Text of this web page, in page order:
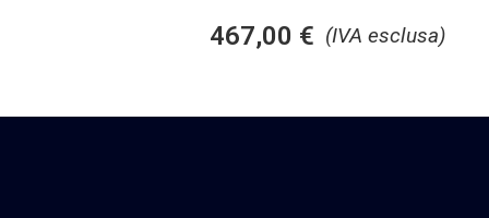
(IVA esclusa)
467,00 €